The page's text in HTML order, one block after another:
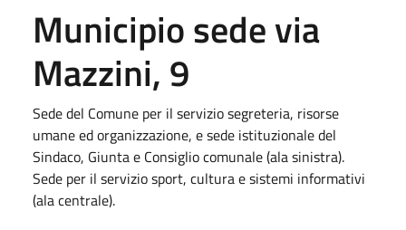
Municipio sede via
Mazzini, 9
Sede del Comune per il servizio segreteria, risorse
umane ed organizzazione, e sede istituzionale del
Sindaco, Giunta e Consiglio comunale (ala sinistra).
Sede per il servizio sport, cultura e sistemi informativi
(ala centrale).